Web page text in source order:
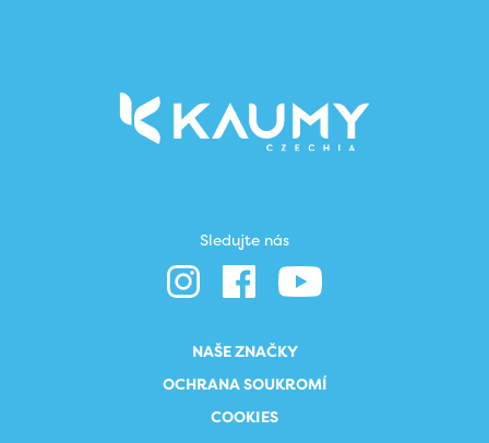
Sledujte nás
NAŠE ZNAČKY
OCHRANA SOUKROMÍ
COOKIES